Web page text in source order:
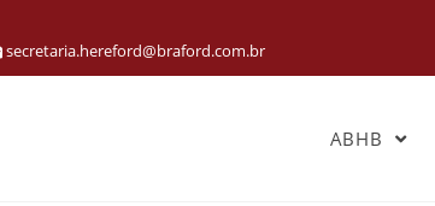
secretaria.hereford@braford.com.br
ABHB